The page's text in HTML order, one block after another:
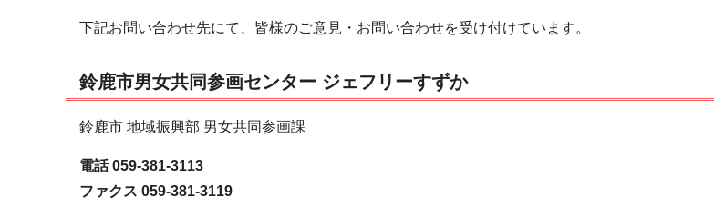
下記お問い合わせ先にて、皆様のご意見・お問い合わせを受け付けています。
鈴鹿市男女共同参画センター ジェフリーすずか
鈴鹿市 地域振興部 男女共同参画課
電話 059-381-3113
ファクス 059-381-3119